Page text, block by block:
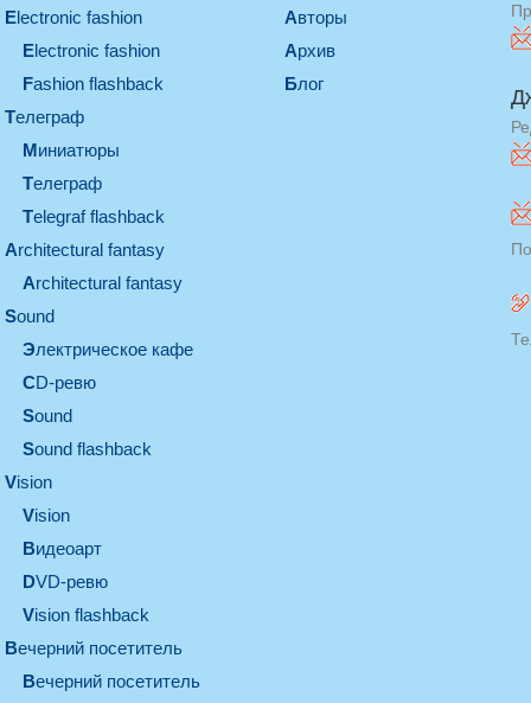
electronic fashion
electronic fashion
Fashion flashback
телеграф
миниатюры
телеграф
Telegraf flashback
architectural fantasy
architectural fantasy
sound
электрическое кафе
CD-ревю
sound
Sound flashback
vision
vision
видеоарт
DVD-ревю
Vision flashback
вечерний посетитель
вечерний посетитель
Авторы
Архив
Блог